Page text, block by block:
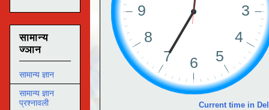
Current time in
सामान्य
ज्ञान
सामान्य ज्ञान
सामान्य ज्ञान
प्रश्नावली